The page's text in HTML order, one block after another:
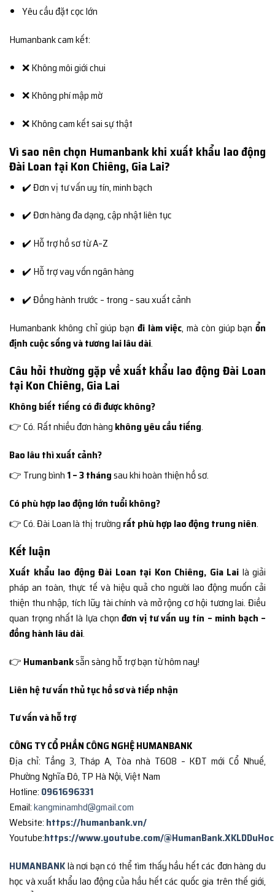
Yêu cầu đặt cọc lớn
Humanbank cam kết:
❌ Không môi giới chui
❌ Không phí mập mờ
❌ Không cam kết sai sự thật
Vì sao nên chọn Humanbank khi xuất khẩu lao động
Đài Loan tại Kon Chiêng, Gia Lai?
✔️ Đơn vị tư vấn uy tín, minh bạch
✔️ Đơn hàng đa dạng, cập nhật liên tục
✔️ Hỗ trợ hồ sơ từ A–Z
✔️ Hỗ trợ vay vốn ngân hàng
✔️ Đồng hành trước – trong – sau xuất cảnh
Humanbank không chỉ giúp bạn đi làm việc, mà còn giúp bạn ổn
định cuộc sống và tương lai lâu dài.
Câu hỏi thường gặp về xuất khẩu lao động Đài Loan
tại Kon Chiêng, Gia Lai
Không biết tiếng có đi được không?
👉 Có. Rất nhiều đơn hàng không yêu cầu tiếng.
Bao lâu thì xuất cảnh?
👉 Trung bình 1 – 3 thángsau khi hoàn thiện hồ sơ.
Có phù hợp lao động lớn tuổi không?
👉 Có. Đài Loan là thị trường rất phù hợp lao động trung niên.
Kết luận
Xuất khẩu lao động Đài Loan tại Kon Chiêng, Gia Lai là giải
pháp an toàn, thực tế và hiệu quả cho người lao động muốn cải
thiện thu nhập, tích lũy tài chính và mở rộng cơ hội tương lai. Điều
quan trọng nhất là lựa chọn đơn vị tư vấn uy tín – minh bạch –
đồng hành lâu dài.
👉 Humanbanksẵn sàng hỗ trợ bạn từ hôm nay!
Liên hệ tư vấn thủ tục hồ sơ và tiếp nhận
Tư vấn và hỗ trợ
CÔNG TY CỔ PHẦN CÔNG NGHỆ HUMANBANK
Địa chỉ: Tầng 3, Tháp A, Tòa nhà T608 – KĐT mới Cổ Nhuế,
Phường Nghĩa Đô, TP Hà Nội, Việt Nam
Hotline: 0961696331
Email:kangminamhd@gmail.com
Website: https://humanbank.vn/
Youtube:https://www.youtube.com/@HumanBank.XKLDDuHoc
HUMANBANKlà nơi bạn có thể tìm thấy hầu hết các đơn hàng du
học và xuất khẩu lao động của hầu hết các quốc gia trên thế giới,